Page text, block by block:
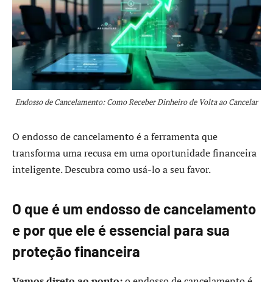
Endosso de Cancelamento: Como Receber Dinheiro de Volta ao Cancelar
O endosso de cancelamento é a ferramenta que
transforma uma recusa em uma oportunidade financeira
inteligente. Descubra como usá-lo a seu favor.
O que é um endosso de cancelamento
e por que ele é essencial para sua
proteção financeira